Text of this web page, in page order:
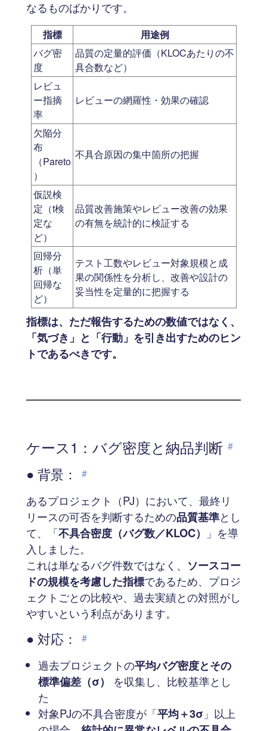
なるものばかりです。
指標
用途例
バグ密
度
品質の定量的評価（KLOCあたりの不
具合数など）
レビュ
ー指摘
率
レビューの網羅性・効果の確認
欠陥分
布
（Pareto
）
不具合原因の集中箇所の把握
仮説検
定（t検
定な
ど）
品質改善施策やレビュー改善の効果
の有無を統計的に検証する
回帰分
析（単
回帰な
ど）
テスト工数やレビュー対象規模と成
果の関係性を分析し、改善や設計の
妥当性を定量的に把握する
指標は、ただ報告するための数値ではなく、
「気づき」と「行動」を引き出すためのヒン
トであるべきです。
ケース1：バグ密度と納品判断 #
● 背景： #
あるプロジェクト（PJ）において、最終リ
リースの可否を判断するための品質基準とし
て、「不具合密度（バグ数／KLOC）
」を導
入しました。
これは単なるバグ件数ではなく、 ソースコー
ドの規模を考慮した指標であるため、プロジ
ェクトごとの比較や、過去実績との対照がし
やすいという利点があります。
● 対応： #
過去プロジェクトの平均バグ密度とその
標準偏差（σ）
を収集し、比較基準とし
た
対象PJの不具合密度が「平均＋3σ 」以上